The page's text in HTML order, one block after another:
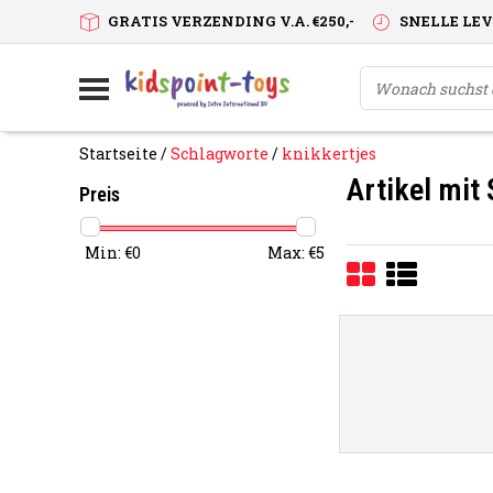
GRATIS VERZENDING V.A. €250,- SNELLE
Startseite /Schlagworte / knikkertjes
Preis
Min: €0 Max: €5
Artikel mit